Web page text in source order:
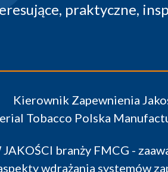
Spotkanie uważam
II FORUM